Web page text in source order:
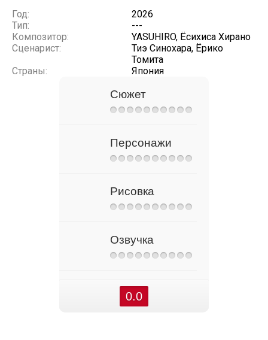
Год:
2026
Тип:
---
Композитор:
YASUHIRO, Ёсихиса Хирано
Сценарист:
Тиэ Синохара, Ёрико
Томита
Страны:
Япония
Сюжет
Персонажи
Рисовка
Озвучка
0.0